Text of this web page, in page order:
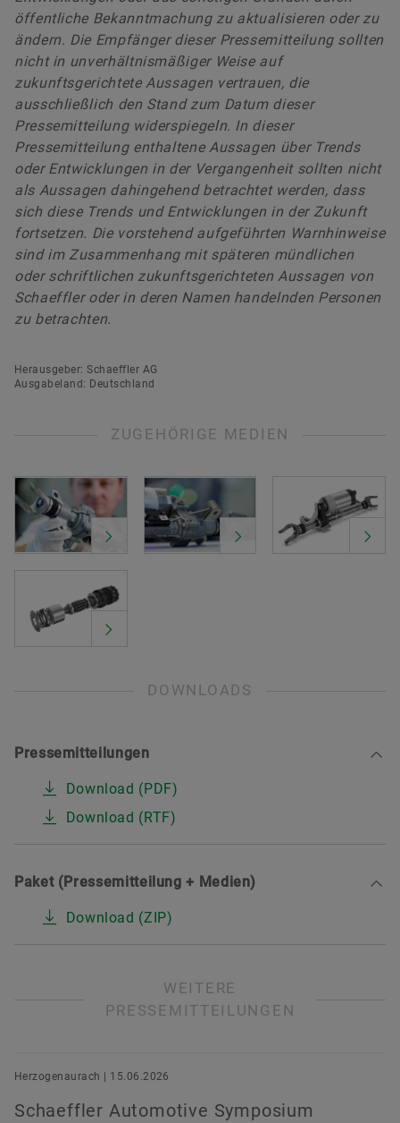
öffentliche Bekanntmachung zu aktualisieren oder zu
ändern. Die Empfänger dieser Pressemitteilung sollten
nicht in unverhältnismäßiger Weise auf
zukunftsgerichtete Aussagen vertrauen, die
ausschließlich den Stand zum Datum dieser
Pressemitteilung widerspiegeln. In dieser
Pressemitteilung enthaltene Aussagen über Trends
oder Entwicklungen in der Vergangenheit sollten nicht
als Aussagen dahingehend betrachtet werden, dass
sich diese Trends und Entwicklungen in der Zukunft
fortsetzen. Die vorstehend aufgeführten Warnhinweise
sind im Zusammenhang mit späteren mündlichen
oder schriftlichen zukunftsgerichteten Aussagen von
Schaeffler oder in deren Namen handelnden Personen
zu betrachten.
Herausgeber: Schaeffler AG
Ausgabeland: Deutschland
ZUGEHÖRIGE MEDIEN
DOWNLOADS
Pressemitteilungen
Download (PDF)
Download (RTF)
Paket (Pressemitteilung + Medien)
Download (ZIP)
WEITERE
PRESSEMITTEILUNGEN
Herzogenaurach | 15.06.2026
Schaeffler Automotive Symposium